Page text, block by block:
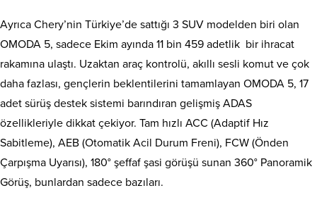
Ayrıca Chery’nin Türkiye’de sattığı 3 SUV modelden biri olan
OMODA 5, sadece Ekim ayında 11 bin 459 adetlik bir ihracat
rakamına ulaştı. Uzaktan araç kontrolü, akıllı sesli komut ve çok
daha fazlası, gençlerin beklentilerini tamamlayan OMODA 5, 17
adet sürüş destek sistemi barındıran gelişmiş ADAS
özellikleriyle dikkat çekiyor. Tam hızlı ACC (Adaptif Hız
Sabitleme), AEB (Otomatik Acil Durum Freni), FCW (Önden
Çarpışma Uyarısı), 180° şeffaf şasi görüşü sunan 360° Panoramik
Görüş, bunlardan sadece bazıları.